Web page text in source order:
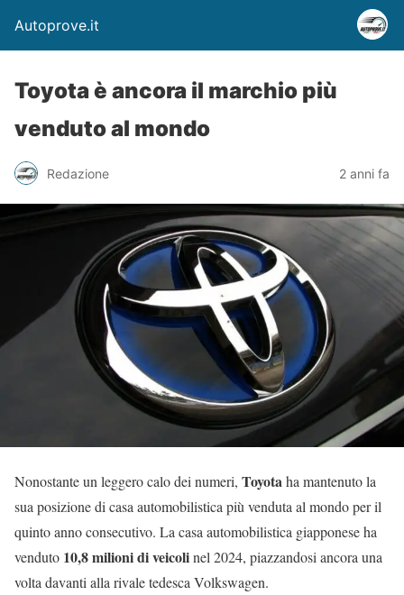
Autoprove.it
Toyota è ancora il marchio più
venduto al mondo
Redazione 2 anni fa
Nonostante un leggero calo dei numeri, Toyotaha mantenuto la
sua posizione di casa automobilistica più venduta al mondo per il
quinto anno consecutivo. La casa automobilistica giapponese ha
venduto 10,8 milioni di veicolinel 2024, piazzandosi ancora una
volta davanti alla rivale tedesca Volkswagen.